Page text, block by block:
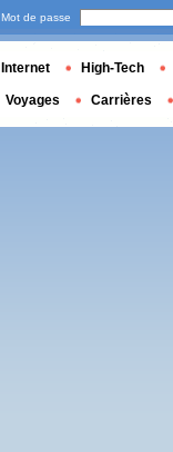
Mot de passe
Internet High-Tech
Voyages Carrières